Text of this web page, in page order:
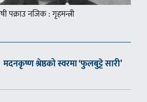
पक्राउ नजिक : गृहमन्त्री
मदनकृष्ण श्रेष्ठको स्वरमा ‘फुलबुट्टे सारी’